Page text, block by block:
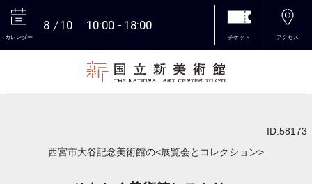
カレンダー
8 10 10:00 18:00
チケット アクセス
ID:58173
西宮市大谷記念美術館の<展覧会とコレクション>